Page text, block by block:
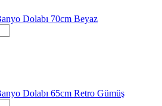
Dolabı 70cm Beyaz
Dolabı 65cm Retro Gümüş